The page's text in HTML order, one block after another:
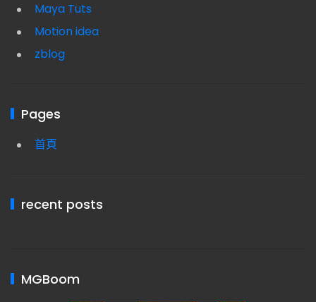
Maya Tuts
Motion idea
zblog
Pages
首頁
recent posts
MGBoom